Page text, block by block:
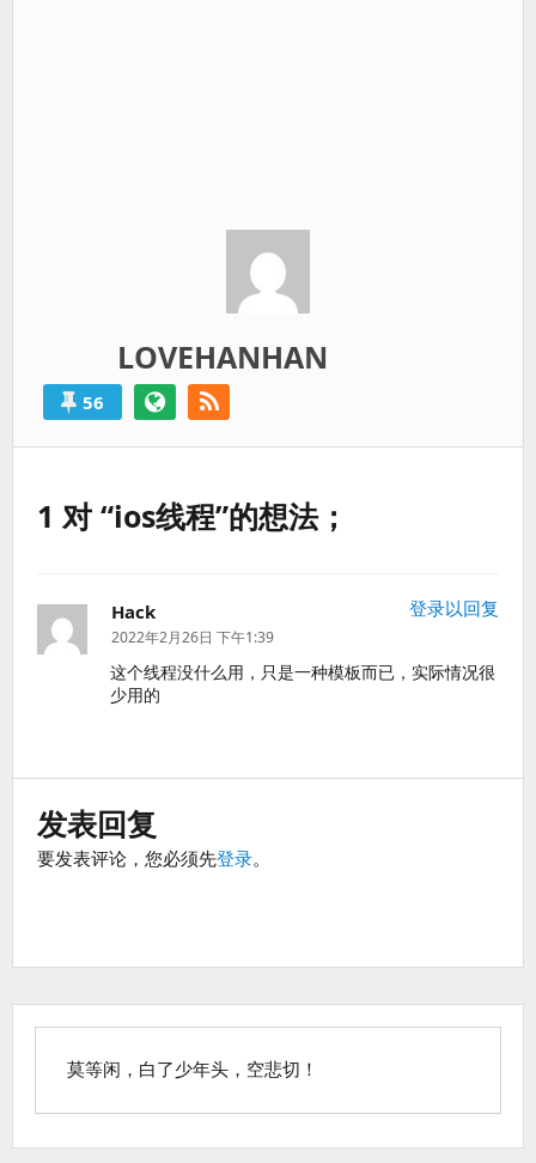
LOVEHANHAN
56
1 对 “ios线程”的想法；
Hack
道：
2022年2月26日 下午1:39
这个线程没什么用，只是一种模板而已，实际情况很
少用的
登录以回复
发表回复
要发表评论，您必须先登录。
莫等闲，白了少年头，空悲切！